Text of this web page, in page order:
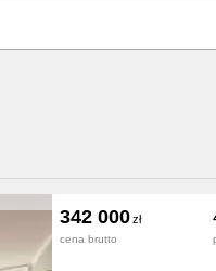
342 000
cena brutto